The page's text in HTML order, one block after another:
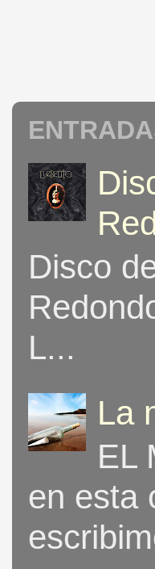
Disco
L...
La
EL
en esta